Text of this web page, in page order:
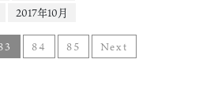
2017年10月
84 85 Next